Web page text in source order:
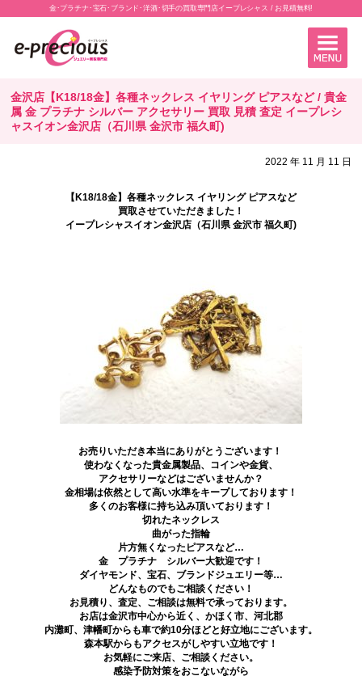
金･プラチナ･宝石･ブランド･洋酒･切手の買取専門店イープレシャス / お見積無料!
金沢店【K18/18金】各種ネックレス イヤリング ピアスなど / 貴金
属 金 プラチナ シルバー アクセサリー 買取 見積 査定 イープレシ
ャスイオン金沢店（石川県 金沢市 福久町)
2022 年 11 月 11 日
【K18/18金】各種ネックレス イヤリング ピアスなど
買取させていただきました！
イープレシャスイオン金沢店（石川県 金沢市 福久町)
お売りいただき本当にありがとうございます！
使わなくなった貴金属製品、コインや金貨、
アクセサリーなどはございませんか？
金相場は依然として高い水準をキープしております！
多くのお客様に持ち込み頂いております！
切れたネックレス
曲がった指輪
片方無くなったピアスなど…
金 プラチナ シルバー大歓迎です！
ダイヤモンド、宝石、ブランドジュエリー等…
どんなものでもご相談ください！
お見積り、査定、ご相談は無料で承っております。
お店は金沢市中心から近く、かほく市、河北郡
内灘町、津幡町からも車で約10分ほどと好立地にございます。
森本駅からもアクセスがしやすい立地です！
お気軽にご来店、ご相談ください。
感染予防対策をおこないながら